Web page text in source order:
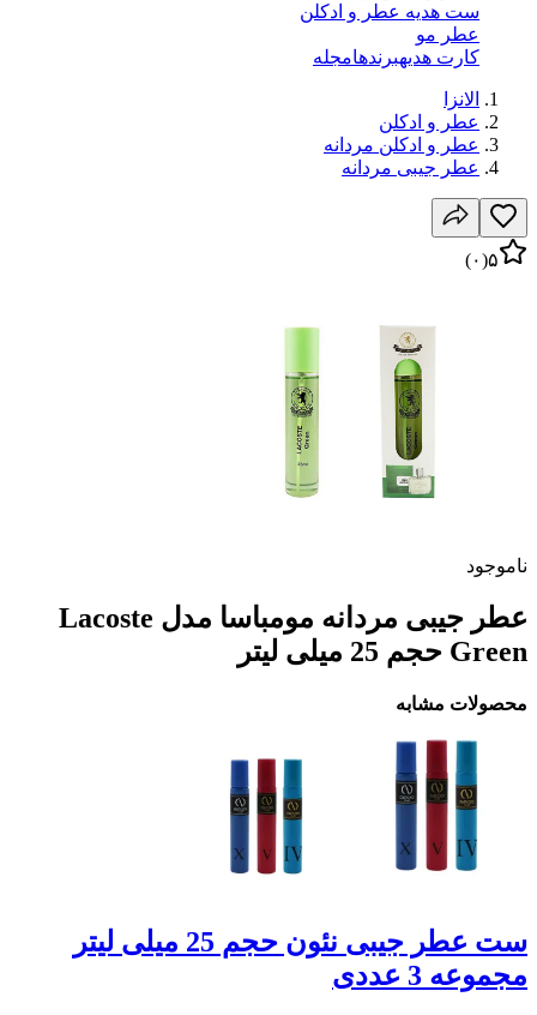
ست هدیه عطر و ادکلن
عطر مو
کارت هدیهبرندهامجله
الانزا
عطر و ادکلن
عطر و ادکلن مردانه
عطر جیبی مردانه
۵(۰)
ناموجود
عطر جیبی مردانه مومباسا مدل Lacoste
Green حجم 25 میلی لیتر
محصولات مشابه
ست عطر جیبی نئون حجم 25 میلی لیتر
مجموعه 3 عددی